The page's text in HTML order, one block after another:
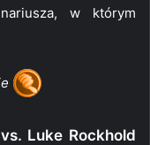
w którym
Luke Rockhold